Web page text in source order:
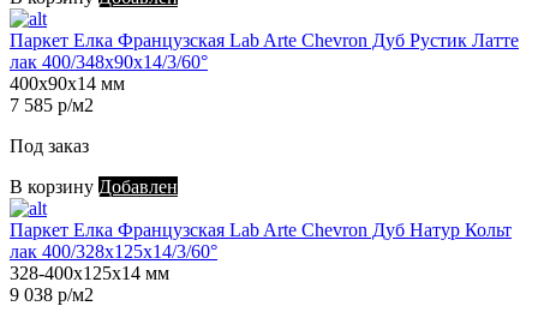
Паркет Елка Французская Lab Arte Chevron Дуб Рустик Латте
лак 400/348х90х14/3/60°
400х90х14 мм
7 585 р/м2
Под заказ
В корзину Добавлен
Паркет Елка Французская Lab Arte Chevron Дуб Натур Кольт
лак 400/328х125х14/3/60°
328-400х125х14 мм
9 038 р/м2